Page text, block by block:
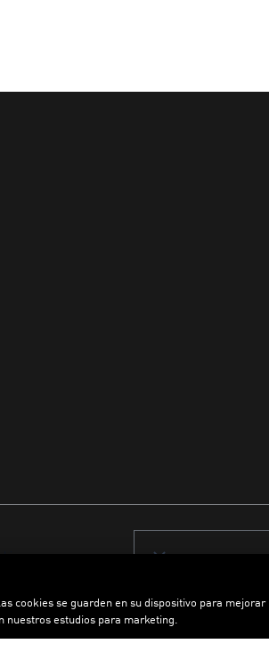
cookies se guarden en su dispositivo para mejorar
estudios para marketing.